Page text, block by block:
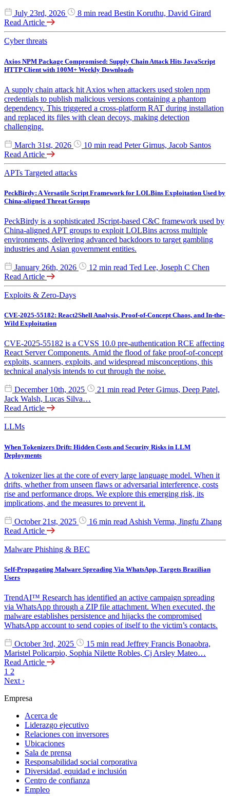
July 23rd, 2026 8 min read Bestin Koruthu, David Girard
Read Article
Cyber threats
Axios NPM Package Compromised: Supply Chain Attack Hits JavaScript
HTTP Client with 100M+ Weekly Downloads
A supply chain attack hit Axios when attackers used stolen npm
credentials to publish malicious versions containing a phantom
dependency. This triggered a cross-platform RAT during installation
and replaced its files with clean decoys, making detection
challenging.
March 31st, 2026 10 min read Peter Girnus, Jacob Santos
Read Article
APTs Targeted attacks
PeckBirdy: A Versatile Script Framework for LOLBins Exploitation Used by
China-aligned Threat Groups
PeckBirdy is a sophisticated JScript-based C&C framework used by
China-aligned APT groups to exploit LOLBins across multiple
environments, delivering advanced backdoors to target gambling
industries and Asian government entities.
January 26th, 2026 12 min read Ted Lee, Joseph C Chen
Read Article
Exploits & Zero-Days
CVE-2025-55182: React2Shell Analysis, Proof-of-Concept Chaos, and In-the-
Wild Exploitation
CVE-2025-55182 is a CVSS 10.0 pre-authentication RCE affecting
React Server Components. Amid the flood of fake proof-of-concept
exploits, scanners, exploits, and widespread misconceptions, this
technical analysis intends to cut through the noise.
December 10th, 2025 21 min read Peter Girnus, Deep Patel,
Jack Walsh, Lucas Silva…
Read Article
LLMs
When Tokenizers Drift: Hidden Costs and Security Risks in LLM
Deployments
A tokenizer lies at the core of every large language model. When it
drifts, whether from unseen flaws or adversarial interference, costs
rise and performance drops. We explore this emerging risk, its
implications, and the measures to prevent it.
October 21st, 2025 16 min read Ashish Verma, Jingfu Zhang
Read Article
Malware Phishing & BEC
Self-Propagating Malware Spreading Via WhatsApp, Targets Brazilian
Users
TrendAI™ Research has identified an active campaign spreading
via WhatsApp through a ZIP file attachment. When executed, the
malware establishes persistence and hijacks the compromised
WhatsApp account to send copies of itself to the victim’s contacts.
October 3rd, 2025 15 min read Jeffrey Francis Bonaobra,
Maristel Policarpio, Sophia Nilette Robles, Cj Arsley Mateo…
Read Article
1 2
Next ›
Empresa
Acerca de
Liderazgo ejecutivo
Relaciones con inversores
Ubicaciones
Sala de prensa
Responsabilidad social corporativa
Diversidad, equidad e inclusión
Centro de confianza
Empleo